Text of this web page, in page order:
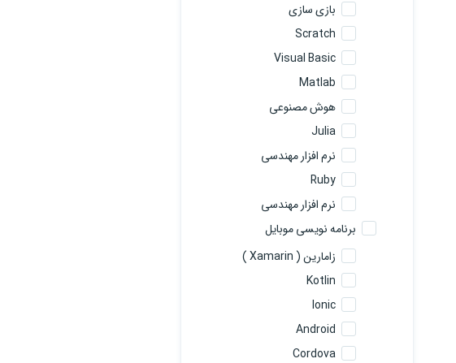
بازی سازی
Scratch
Visual Basic
Matlab
هوش مصنوعی
Julia
نرم افزار مهندسی
Ruby
نرم افزار مهندسی
برنامه نویسی موبایل
زامارین ( Xamarin )
Kotlin
Ionic
Android
Cordova